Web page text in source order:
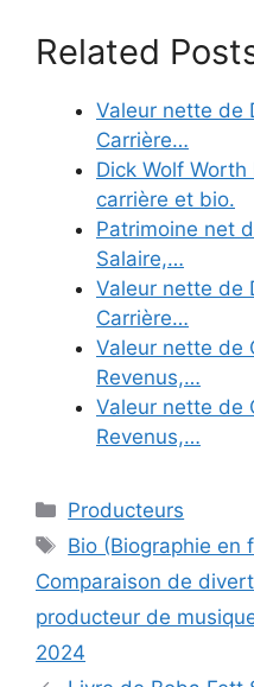
Related
Valeur nette de
Carrière…
Dick Wolf
carrière et bio.
Patrimoine net
Salaire,…
Valeur nette de
Carrière…
Valeur nette de
Revenus,…
Valeur nette de
Revenus,…
Categories
Producteurs
Tags
Bio (Biographie en
Comparaison de
producteur de
2024